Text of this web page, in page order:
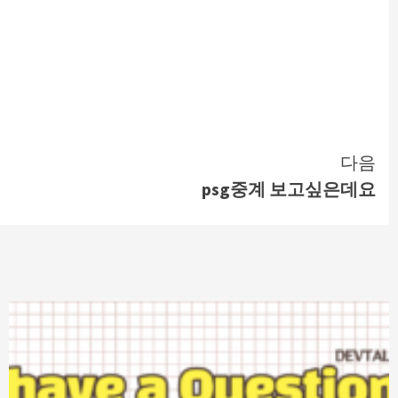
다음
psg중계 보고싶은데요